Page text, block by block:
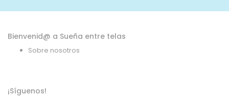
Bienvenid@ a Sueña entre telas
Sobre nosotros
¡Síguenos!